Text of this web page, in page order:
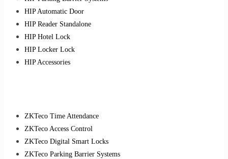
HIP Automatic Door
HIP Reader Standalone
HIP Hotel Lock
HIP Locker Lock
HIP Accessories
ZKTeco Time Attendance
ZKTeco Access Control
ZKTeco Digital Smart Locks
ZKTeco Parking Barrier Systems